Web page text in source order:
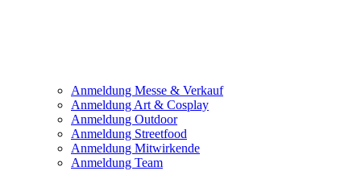
Anmeldung Messe & Verkauf
Anmeldung Art & Cosplay
Anmeldung Outdoor
Anmeldung Streetfood
Anmeldung Mitwirkende
Anmeldung Team